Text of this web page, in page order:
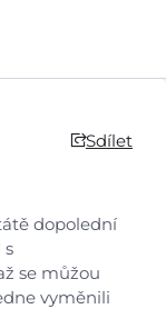
Sdílet
dopolední
s
se můžou
vyměnili